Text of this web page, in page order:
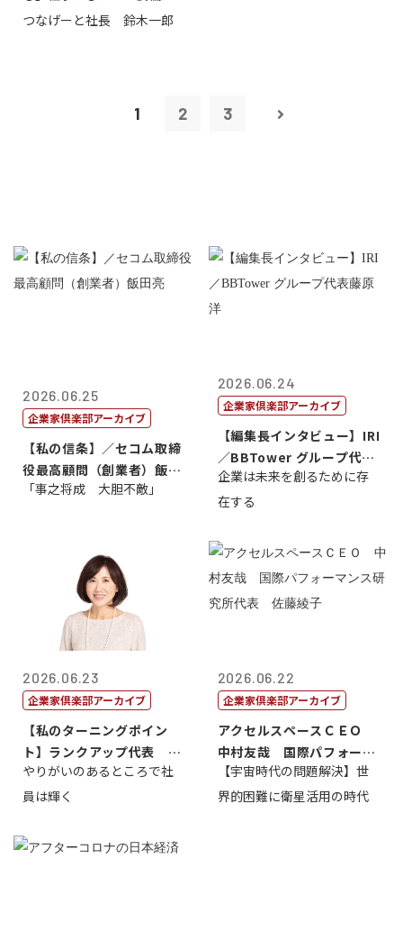
つなげーと社長 鈴木一郎
1 2 3
2026.06.25
企業家倶楽部アーカイブ
【私の信条】／セコム取締
役最高顧問（創業者）飯田
亮
「事之将成 大胆不敵」
2026.06.24
企業家倶楽部アーカイブ
【編集長インタビュー】IRI
／BBTower グループ代表
藤...
企業は未来を創るために存
在する
2026.06.23
企業家倶楽部アーカイブ
【私のターニングポイン
ト】ランクアップ代表 岩
崎裕美子
やりがいのあるところで社
員は輝く
2026.06.22
企業家倶楽部アーカイブ
アクセルスペースＣＥＯ
中村友哉 国際パフォーマ
ンス研究所代...
【宇宙時代の問題解決】世
界的困難に衛星活用の時代